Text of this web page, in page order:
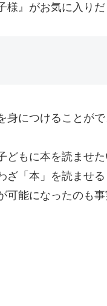
』がお気に入りだ
につけることが
どもに本を読ませ
ざ「本」を読ませ
可能になったのも